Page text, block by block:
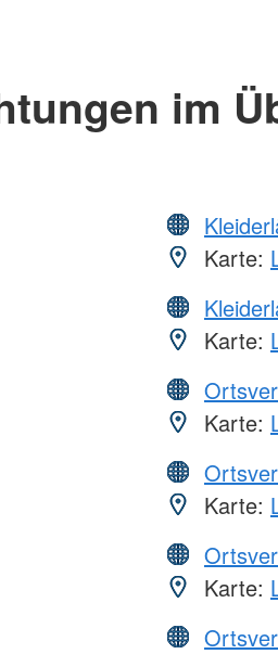
im
Karte:
Karte:
Karte:
Karte:
Karte: